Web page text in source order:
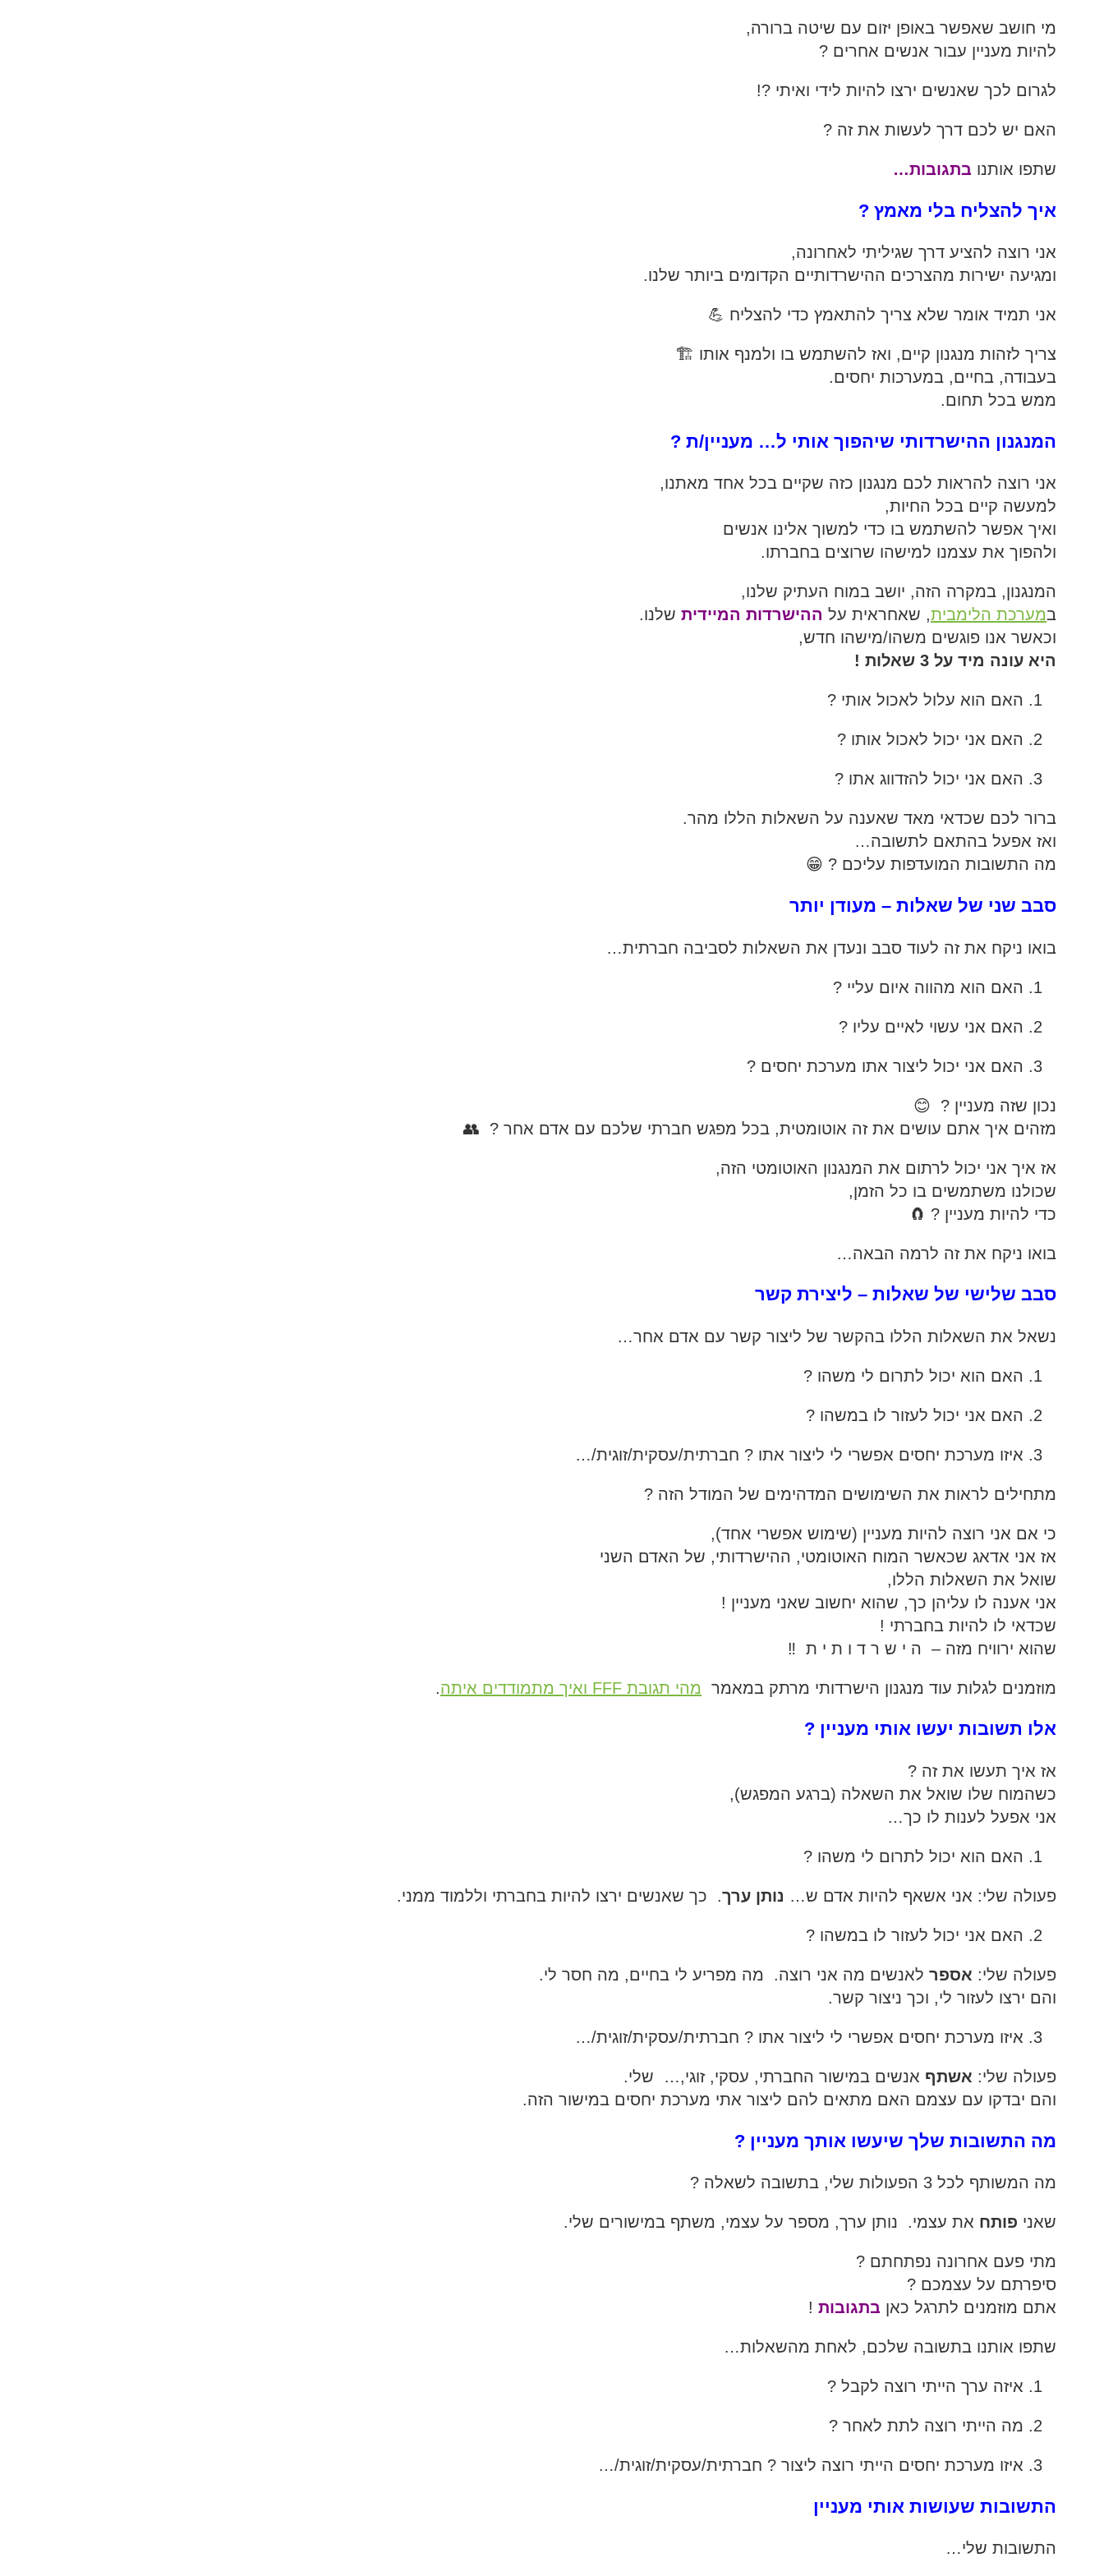
המלצות בתחום היוגה
מי חושב שאפשר באופן יזום עם שיטה ברורה,
להיות מעניין עבור אנשים אחרים ?
לגרום לכך שאנשים ירצו להיות לידי ואיתי ?!
האם יש לכם דרך לעשות את זה ?
שתפו אותנו בתגובות…
איך להצליח בלי מאמץ ?
אני רוצה להציע דרך שגיליתי לאחרונה,
ומגיעה ישירות מהצרכים ההישרדותיים הקדומים ביותר שלנו.
אני תמיד אומר שלא צריך להתאמץ כדי להצליח 💪
צריך לזהות מנגנון קיים, ואז להשתמש בו ולמנף אותו 🏗
בעבודה, בחיים, במערכות יחסים.
ממש בכל תחום.
המנגנון ההישרדותי שיהפוך אותי ל… מעניין/ת ?
אני רוצה להראות לכם מנגנון כזה שקיים בכל אחד מאתנו,
למעשה קיים בכל החיות,
ואיך אפשר להשתמש בו כדי למשוך אלינו אנשים
ולהפוך את עצמנו למישהו שרוצים בחברתו.
המנגנון, במקרה הזה, יושב במוח העתיק שלנו,
במערכת הלימבית, שאחראית על ההישרדות המיידיתשלנו.
וכאשר אנו פוגשים משהו/מישהו חדש,
היא עונה מיד על 3 שאלות !
האם הוא עלול לאכול אותי ?
האם אני יכול לאכול אותו ?
האם אני יכול להזדווג אתו ?
ברור לכם שכדאי מאד שאענה על השאלות הללו מהר.
ואז אפעל בהתאם לתשובה…
מה התשובות המועדפות עליכם ? 😁
סבב שני של שאלות – מעודן יותר
בואו ניקח את זה לעוד סבב ונעדן את השאלות לסביבה חברתית…
האם הוא מהווה איום עליי ?
האם אני עשוי לאיים עליו ?
האם אני יכול ליצור אתו מערכת יחסים ?
נכון שזה מעניין ? 😊
מזהים איך אתם עושים את זה אוטומטית, בכל מפגש חברתי שלכם עם אדם אחר ? 👥
אז איך אני יכול לרתום את המנגנון האוטומטי הזה,
שכולנו משתמשים בו כל הזמן,
כדי להיות מעניין ? 🧲
בואו ניקח את זה לרמה הבאה…
סבב שלישי של שאלות – ליצירת קשר
נשאל את השאלות הללו בהקשר של ליצור קשר עם אדם אחר…
האם הוא יכול לתרום לי משהו ?
האם אני יכול לעזור לו במשהו ?
איזו מערכת יחסים אפשרי לי ליצור אתו ? חברתית/עסקית/זוגית/…
מתחילים לראות את השימושים המדהימים של המודל הזה ?
כי אם אני רוצה להיות מעניין (שימוש אפשרי אחד),
אז אני אדאג שכאשר המוח האוטומטי, ההישרדותי, של האדם השני
שואל את השאלות הללו,
אני אענה לו עליהן כך, שהוא יחשוב שאני מעניין !
שכדאי לו להיות בחברתי !
שהוא ירוויח מזה – ה י ש ר ד ו ת י ת ‼️
מוזמנים לגלות עוד מנגנון הישרדותי מרתק במאמר מהי תגובת FFF ואיך מתמודדים איתה .
אלו תשובות יעשו אותי מעניין ?
אז איך תעשו את זה ?
כשהמוח שלו שואל את השאלה (ברגע המפגש),
אני אפעל לענות לו כך…
האם הוא יכול לתרום לי משהו ?
פעולה שלי: אני אשאף להיות אדם ש… נותן ערך. כך שאנשים ירצו להיות בחברתי וללמוד ממני.
האם אני יכול לעזור לו במשהו ?
פעולה שלי: אספרלאנשים מה אני רוצה. מה מפריע לי בחיים, מה חסר לי.
והם ירצו לעזור לי, וכך ניצור קשר.
איזו מערכת יחסים אפשרי לי ליצור אתו ? חברתית/עסקית/זוגית/…
פעולה שלי: אשתף אנשים במישור החברתי, עסקי, זוגי,… שלי.
והם יבדקו עם עצמם האם מתאים להם ליצור אתי מערכת יחסים במישור הזה.
מה התשובות שלך שיעשו אותך מעניין ?
מה המשותף לכל 3 הפעולות שלי, בתשובה לשאלה ?
שאני פותח את עצמי. נותן ערך, מספר על עצמי, משתף במישורים שלי.
מתי פעם אחרונה נפתחתם ?
סיפרתם על עצמכם ?
אתם מוזמנים לתרגל כאן בתגובות!
שתפו אותנו בתשובה שלכם, לאחת מהשאלות…
איזה ערך הייתי רוצה לקבל ?
מה הייתי רוצה לתת לאחר ?
איזו מערכת יחסים הייתי רוצה ליצור ? חברתית/עסקית/זוגית/…
התשובות שעושות אותי מעניין
התשובות שלי…